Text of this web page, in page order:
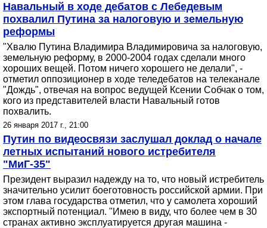
Навальный в ходе дебатов с Лебедевым
похвалил Путина за налоговую и земельную
реформы
"Хвалю Путина Владимира Владимировича за налоговую,
земельную реформу, в 2000-2004 годах сделали много
хороших вещей. Потом ничего хорошего не делали", -
отметил оппозиционер в ходе теледебатов на телеканале
"Дождь", отвечая на вопрос ведущей Ксении Собчак о том,
кого из представителей власти Навальный готов
похвалить.
26 января 2017 г., 21:00
Путин по видеосвязи заслушал доклад о начале
летных испытаний нового истребителя
"МиГ-35"
Президент выразил надежду на то, что новый истребитель
значительно усилит боеготовность российской армии. При
этом глава государства отметил, что у самолета хороший
экспортный потенциал. "Имею в виду, что более чем в 30
странах активно эксплуатируется другая машина -